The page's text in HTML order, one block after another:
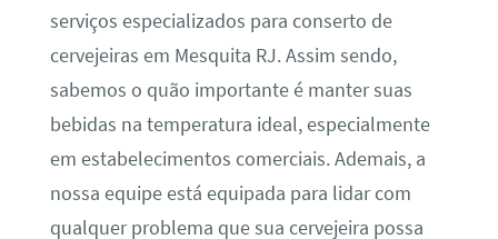
serviços especializados para conserto de
cervejeiras em Mesquita RJ. Assim sendo,
sabemos o quão importante é manter suas
bebidas na temperatura ideal, especialmente
em estabelecimentos comerciais. Ademais, a
nossa equipe está equipada para lidar com
qualquer problema que sua cervejeira possa